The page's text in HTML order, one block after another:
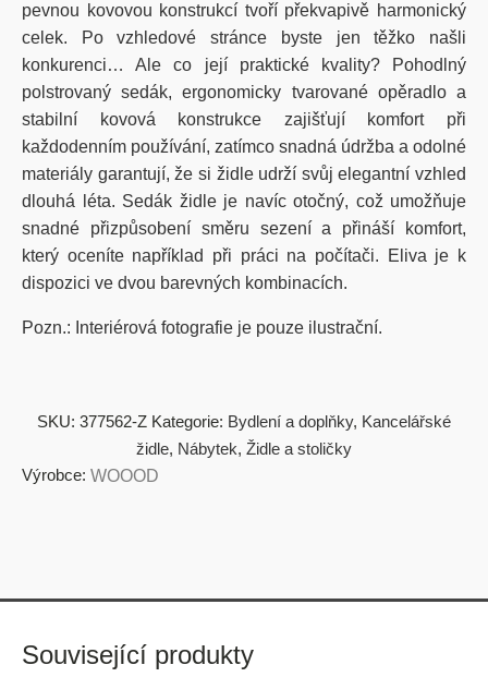
pevnou kovovou konstrukcí tvoří překvapivě harmonický
celek. Po vzhledové stránce byste jen těžko našli
konkurenci… Ale co její praktické kvality? Pohodlný
polstrovaný sedák, ergonomicky tvarované opěradlo a
stabilní kovová konstrukce zajišťují komfort při
každodenním používání, zatímco snadná údržba a odolné
materiály garantují, že si židle udrží svůj elegantní vzhled
dlouhá léta. Sedák židle je navíc otočný, což umožňuje
snadné přizpůsobení směru sezení a přináší komfort,
který oceníte například při práci na počítači. Eliva je k
dispozici ve dvou barevných kombinacích.
Pozn.: Interiérová fotografie je pouze ilustrační.
SKU: 377562-Z Kategorie: Bydlení a doplňky, Kancelářské
židle, Nábytek, Židle a stoličky
Výrobce: WOOOD
Související produkty